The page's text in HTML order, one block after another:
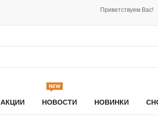
Приветствуем Вас!
АКЦИИ НОВОСТИ НОВИНКИ